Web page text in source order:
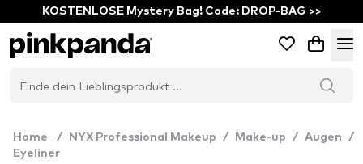
KOSTENLOSE Mystery Bag! Code: DROP-BAG >>
Home / NYX Professional Makeup / Make-up / Augen
/
Eyeliner